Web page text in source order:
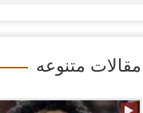
مقالات متنوعه